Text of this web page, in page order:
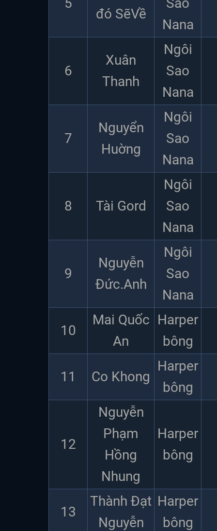
đó SẽVề
Nana
6
Xuân
Thanh
Ngôi
Sao
Nana
7
Nguyển
Huờng
Ngôi
Sao
Nana
8 Tài Gord
Ngôi
Sao
Nana
9
Nguyễn
Đức.Anh
Ngôi
Sao
Nana
10
Mai Quốc
An
Harper
bông
11 Co Khong
Harper
bông
12
Nguyễn
Phạm
Hồng
Nhung
Harper
bông
13
Thành Đạt
Nguyễn
Harper
bông